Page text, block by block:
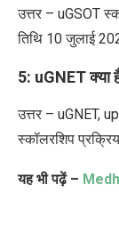
उत्तर – uGSOT
तिथि 10 जुलाई
5: uGNET क्या
उत्तर – uGNET,
स्कॉलरशिप
यह भी पढ़ें –